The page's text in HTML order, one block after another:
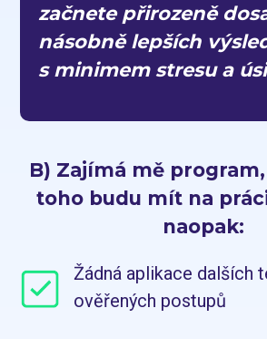
začnete přirozeně
násobně lepších
s minimem stresu a
B) Zajímá mě
toho budu mít na
naopak:
Žádná aplikace dalších
ověřených postupů